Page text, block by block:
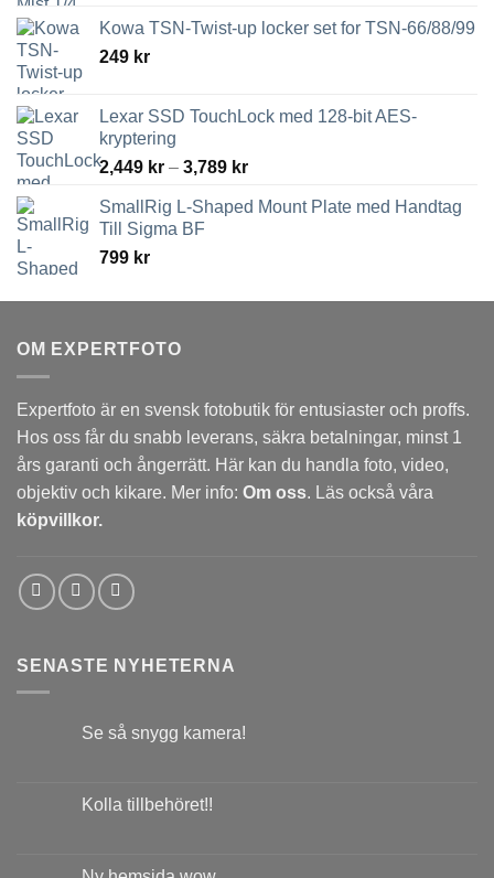
Kowa TSN-Twist-up locker set for TSN-66/88/99
249 kr
Lexar SSD TouchLock med 128-bit AES-
kryptering
2,449 kr – 3,789 krPrisintervall:
till
SmallRig L-Shaped Mount Plate med Handtag
Till Sigma BF
799 kr
OM EXPERTFOTO
Expertfoto är en svensk fotobutik för entusiaster och proffs.
Hos oss får du snabb leverans, säkra betalningar, minst 1
års garanti och ångerrätt. Här kan du handla foto, video,
objektiv och kikare. Mer info: Om oss. Läs också våra
köpvillkor.
SENASTE NYHETERNA
Se så snygg kamera!
Kolla tillbehöret!!